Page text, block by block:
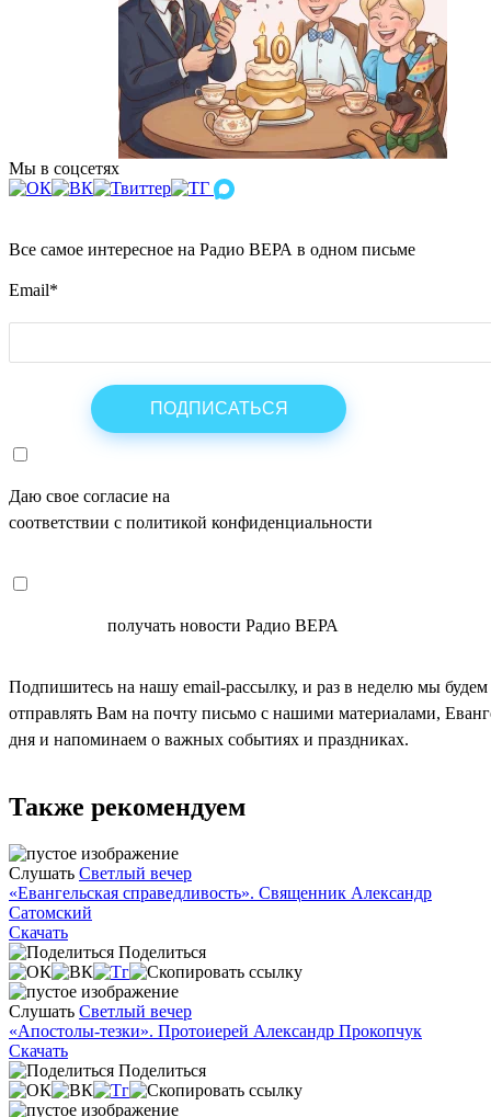
Мы в соцсетях
Все самое интересное на Радио ВЕРА в одном письме
Email*
Даю свое согласие на
соответствии с политикой конфиденциальности
получать новости Радио ВЕРА
Подпишитесь на нашу email-рассылку, и раз в неделю мы будем
отправлять Вам на почту письмо с нашими материалами,
дня и напоминаем о важных событиях и праздниках.
Также рекомендуем
Слушать Светлый вечер
«Евангельская справедливость». Священник Александр
Сатомский
Скачать
Поделиться
Слушать Светлый вечер
«Апостолы-тезки». Протоиерей Александр Прокопчук
Скачать
Поделиться